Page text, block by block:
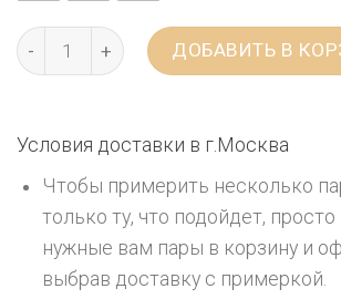
ДОБАВИТЬ В
Условия доставки в г. Москва
Чтобы примерить несколько
только ту, что подойдет,
нужные вам пары в корзину и
выбрав доставку с примеркой.